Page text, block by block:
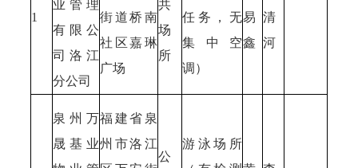
1
业管理
有限公
司洛江
分公司
街道桥南
社区嘉琳
广场
共
场
所
任务，无
集中空
调）
易
鑫
清
河
泉州万
晟基业
福建省泉
州市洛江
公
游泳场所